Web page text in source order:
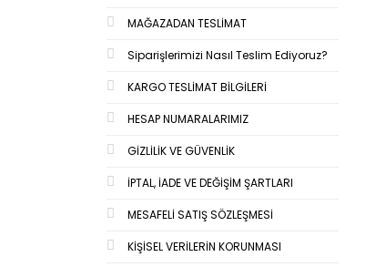
MAĞAZADAN TESLİMAT
Siparişlerimizi Nasıl Teslim Ediyoruz?
KARGO TESLİMAT BİLGİLERİ
HESAP NUMARALARIMIZ
GİZLİLİK VE GÜVENLİK
İPTAL, İADE VE DEĞİŞİM ŞARTLARI
MESAFELİ SATIŞ SÖZLEŞMESİ
KİŞİSEL VERİLERİN KORUNMASI